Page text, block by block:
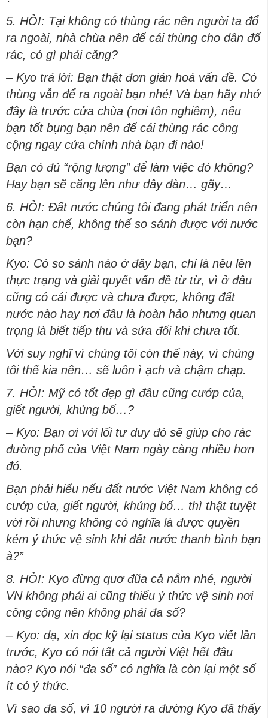
5. HỎI: Tại không có thùng rác nên người ta đổ
ra ngoài, nhà chùa nên để cái thùng cho dân đổ
rác, có gì phải căng?
– Kyo trả lời: Bạn thật đơn giản hoá vấn đề. Có
thùng vẫn để ra ngoài bạn nhé! Và bạn hãy nhớ
đây là trước cửa chùa (nơi tôn nghiêm), nếu
bạn tốt bụng bạn nên để cái thùng rác công
cộng ngay cửa chính nhà bạn đi nào!
Bạn có đủ “rộng lượng” để làm việc đó không?
Hay bạn sẽ căng lên như dây đàn… gãy…
6. HỎI: Đất nước chúng tôi đang phát triển nên
còn hạn chế, không thể so sánh được với nước
bạn?
Kyo: Có so sánh nào ở đây bạn, chỉ là nêu lên
thực trạng và giải quyết vấn đề từ từ, vì ở đâu
cũng có cái được và chưa được, không đất
nước nào hay nơi đâu là hoàn hảo nhưng quan
trọng là biết tiếp thu và sửa đổi khi chưa tốt.
Với suy nghĩ vì chúng tôi còn thế này, vì chúng
tôi thế kia nên… sẽ luôn ì ạch và chậm chạp.
7. HỎI: Mỹ có tốt đẹp gì đâu cũng cướp của,
giết người, khủng bố…?
– Kyo: Bạn ơi với lối tư duy đó sẽ giúp cho rác
đường phố của Việt Nam ngày càng nhiều hơn
đó.
Bạn phải hiểu nếu đất nước Việt Nam không có
cướp của, giết người, khủng bố… thì thật tuyệt
vời rồi nhưng không có nghĩa là được quyền
kém ý thức vệ sinh khi đất nước thanh bình bạn
à?”
8. HỎI: Kyo đừng quơ đũa cả nắm nhé, người
VN không phải ai cũng thiếu ý thức vệ sinh nơi
công cộng nên không phải đa số?
– Kyo: dạ, xin đọc kỹ lại status của Kyo viết lần
trước, Kyo có nói tất cả người Việt hết đâu
nào? Kyo nói “đa số” có nghĩa là còn lại một số
ít có ý thức.
Vì sao đa số, vì 10 người ra đường Kyo đã thấy